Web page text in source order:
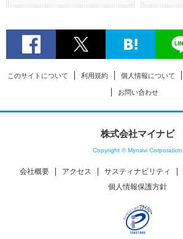
このサイトについて 利用規約 個人情報について
お問い合わせ
株式会社マイナビ
Copyright © Mynavi Corporation
会社概要 アクセス サスティナビリティ
個人情報保護方針